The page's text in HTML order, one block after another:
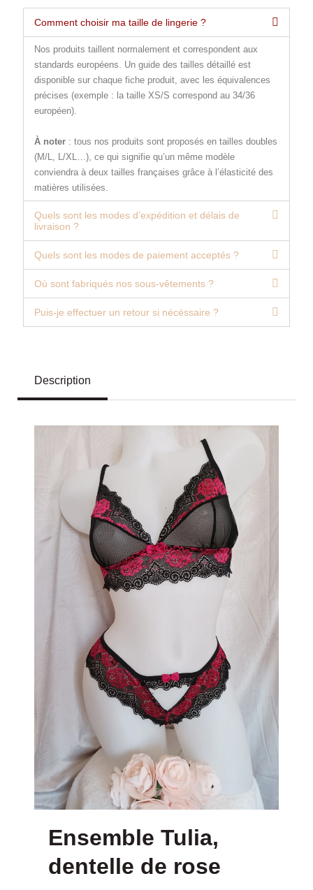
Comment choisir ma taille de lingerie ?
Nos produits taillent normalement et correspondent aux
standards européens. Un guide des tailles détaillé est
disponible sur chaque fiche produit, avec les équivalences
précises (exemple : la taille XS/S correspond au 34/36
européen).
À noter : tous nos produits sont proposés en tailles doubles
(M/L, L/XL…), ce qui signifie qu’un même modèle
conviendra à deux tailles françaises grâce à l’élasticité des
matières utilisées.
Quels sont les modes d’expédition et délais de
livraison ?
Quels sont les modes de paiement acceptés ?
Où sont fabriqués nos sous-vêtements ?
Puis-je effectuer un retour si nécéssaire ?
Description
Ensemble Tulia,
dentelle de rose